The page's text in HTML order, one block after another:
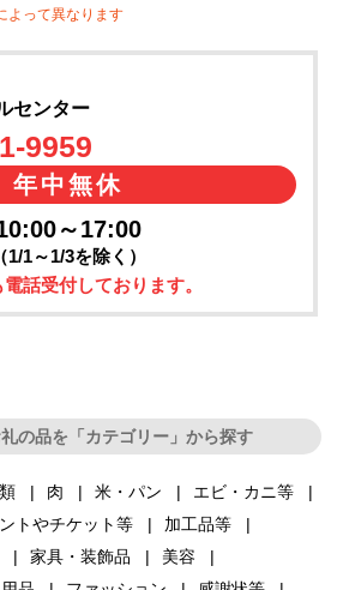
よって異なります
センター
9959
年中無休
～17:00
（1/1～1/3を除く）
話受付しております。
の品を「カテゴリー」から探す
肉 米・パン
エビ・カニ等
トやチケット等
加工品等
家具・装飾品
美容